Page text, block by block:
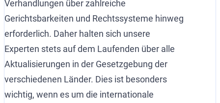
Verhandlungen über zahlreiche
Gerichtsbarkeiten und Rechtssysteme hinweg
erforderlich. Daher halten sich unsere
Experten stets auf dem Laufenden über alle
Aktualisierungen in der Gesetzgebung der
verschiedenen Länder. Dies ist besonders
wichtig, wenn es um die internationale